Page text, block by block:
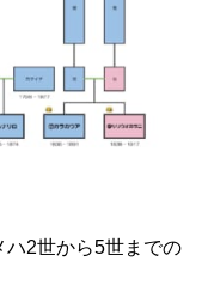
ハ2世から5世までの